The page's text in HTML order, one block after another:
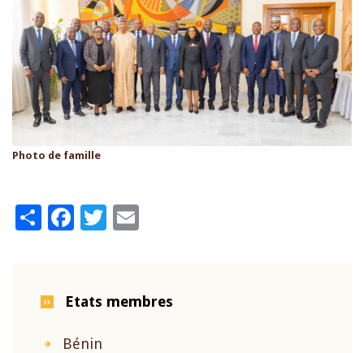
Photo de famille
ShareFacebook
Twitter
Etats membres
Bénin